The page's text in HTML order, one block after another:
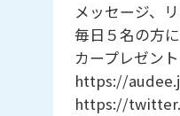
メッセージ、
毎日５名の方
カープレゼント
https://
https://